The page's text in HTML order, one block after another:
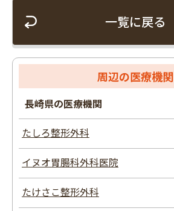
一覧に戻る
周辺の医療機関
長崎県の医療機関
たしろ整形外科
イヌオ胃腸科外科医院
たけさこ整形外科